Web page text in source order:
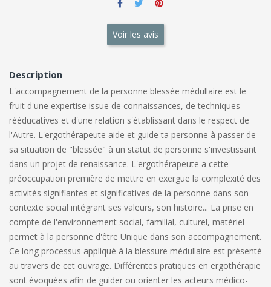
Voir les avis
Description
L'accompagnement de la personne blessée médullaire est le
fruit d'une expertise issue de connaissances, de techniques
rééducatives et d'une relation s'établissant dans le respect de
l'Autre. L'ergothérapeute aide et guide ta personne à passer de
sa situation de "blessée" à un statut de personne s'investissant
dans un projet de renaissance. L'ergothérapeute a cette
préoccupation première de mettre en exergue la complexité des
activités signifiantes et significatives de la personne dans son
contexte social intégrant ses valeurs, son histoire... La prise en
compte de l'environnement social, familial, culturel, matériel
permet à la personne d'être Unique dans son accompagnement.
Ce long processus appliqué à la blessure médullaire est présenté
au travers de cet ouvrage. Différentes pratiques en ergothérapie
sont évoquées afin de guider ou orienter les acteurs médico-